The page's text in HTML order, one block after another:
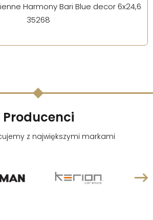
Harmony Bari Blue decor 6x24,6
35268
Producenci
z największymi markami